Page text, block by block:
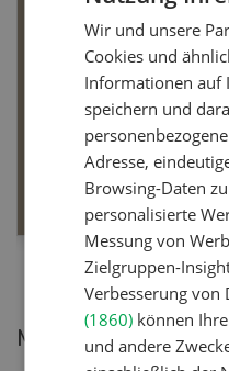
Dossier Bio-
MEHR
Meistgelesene Artikel
Wir und unsere
Cookies und
Informationen auf
speichern und
Adresse,
Browsing-Daten
personalisierte
Messung von
Zielgruppen-
Verbesserung von
(1860) können
und andere